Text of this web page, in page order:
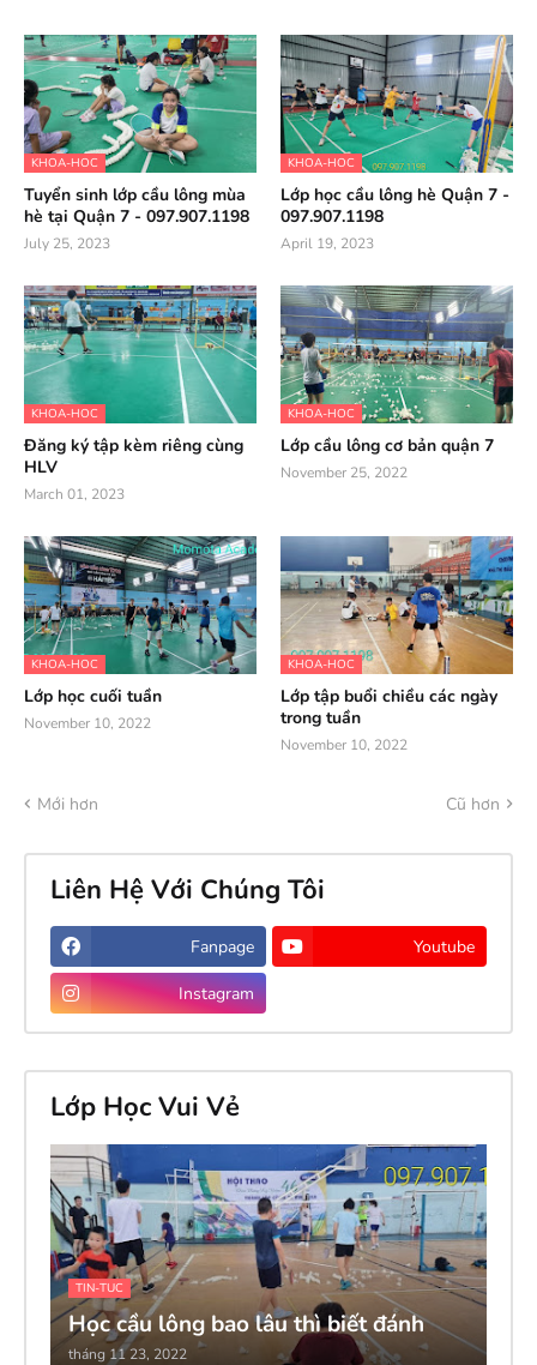
KHOA-HOC
Tuyển sinh lớp cầu lông mùa
hè tại Quận 7 - 097.907.1198
July 25, 2023
KHOA-HOC
Lớp học cầu lông hè Quận 7 -
097.907.1198
April 19, 2023
KHOA-HOC
Đăng ký tập kèm riêng cùng
HLV
March 01, 2023
KHOA-HOC
Lớp cầu lông cơ bản quận 7
November 25, 2022
KHOA-HOC
Lớp học cuối tuần
November 10, 2022
KHOA-HOC
Lớp tập buổi chiều các ngày
trong tuần
November 10, 2022
Mới hơn Cũ hơn
Liên Hệ Với Chúng Tôi
Fanpage Youtube
Instagram
Lớp Học Vui Vẻ
TIN-TUC
Học cầu lông bao lâu thì biết đánh
tháng 11 23, 2022